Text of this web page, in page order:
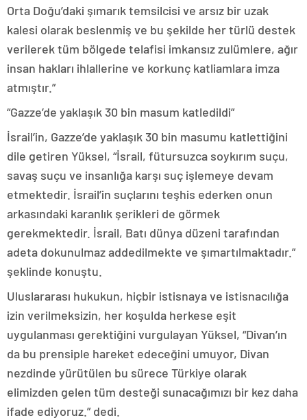
Orta Doğu’daki şımarık temsilcisi ve arsız bir uzak
kalesi olarak beslenmiş ve bu şekilde her türlü destek
verilerek tüm bölgede telafisi imkansız zulümlere, ağır
insan hakları ihlallerine ve korkunç katliamlara imza
atmıştır.”
“Gazze’de yaklaşık 30 bin masum katledildi”
İsrail’in, Gazze’de yaklaşık 30 bin masumu katlettiğini
dile getiren Yüksel, “İsrail, fütursuzca soykırım suçu,
savaş suçu ve insanlığa karşı suç işlemeye devam
etmektedir. İsrail’in suçlarını teşhis ederken onun
arkasındaki karanlık şerikleri de görmek
gerekmektedir. İsrail, Batı dünya düzeni tarafından
adeta dokunulmaz addedilmekte ve şımartılmaktadır.”
şeklinde konuştu.
Uluslararası hukukun, hiçbir istisnaya ve istisnacılığa
izin verilmeksizin, her koşulda herkese eşit
uygulanması gerektiğini vurgulayan Yüksel, “Divan’ın
da bu prensiple hareket edeceğini umuyor, Divan
nezdinde yürütülen bu sürece Türkiye olarak
elimizden gelen tüm desteği sunacağımızı bir kez daha
ifade ediyoruz.” dedi.